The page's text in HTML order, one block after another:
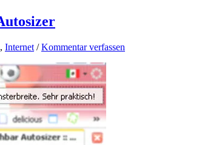
, Internet /Kommentar verfassen